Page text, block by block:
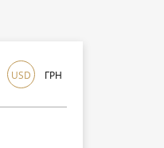
USD ГРН